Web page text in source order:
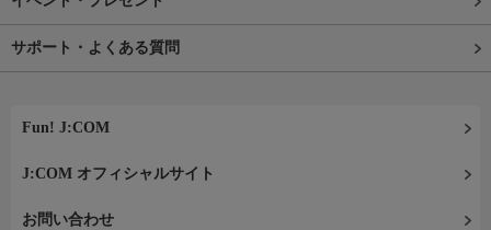
サポート・よくある質問
Fun! J:COM
J:COM オフィシャルサイト
お問い合わせ